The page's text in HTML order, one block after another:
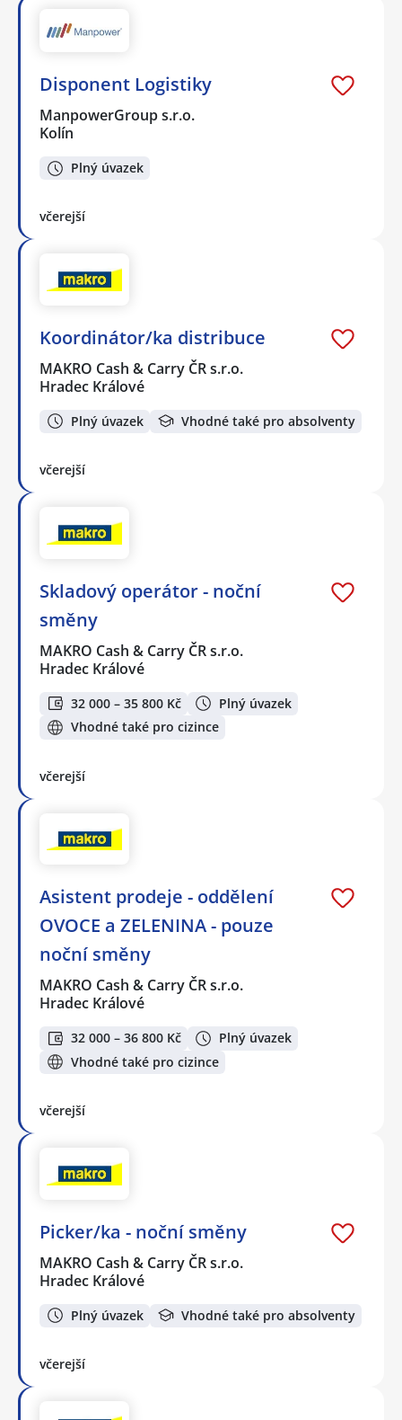
Disponent Logistiky
ManpowerGroup s.r.o.
Kolín
Plný úvazek
včerejší
Koordinátor/ka distribuce
MAKRO Cash & Carry ČR s.r.o.
Hradec Králové
Plný úvazek Vhodné také pro absolventy
včerejší
Skladový operátor - noční
směny
MAKRO Cash & Carry ČR s.r.o.
Hradec Králové
32 000 – 35 800 Kč
Plný úvazek
Vhodné také pro cizince
včerejší
Asistent prodeje - oddělení
OVOCE a ZELENINA - pouze
noční směny
MAKRO Cash & Carry ČR s.r.o.
Hradec Králové
32 000 – 36 800 Kč
Plný úvazek
Vhodné také pro cizince
včerejší
Picker/ka - noční směny
MAKRO Cash & Carry ČR s.r.o.
Hradec Králové
Plný úvazek Vhodné také pro absolventy
včerejší